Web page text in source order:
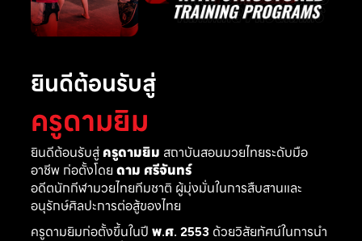
ยินดีต้อนรับสู่
ครูดามยิม
ยินดีต้อนรับสู่ ครูดามยิม สถาบันสอนมวยไทยระดับมือ
อาชีพ ก่อตั้งโดย ดาม ศรีจันทร์
อดีตนักกีฬามวยไทยทีมชาติ ผู้มุ่งมั่นในการสืบสานและ
อนุรักษ์ศิลปะการต่อสู้ของไทย
ครูดามยิมก่อตั้งขึ้นในปี พ.ศ. 2553ด้วยวิสัยทัศน์ในการนำ